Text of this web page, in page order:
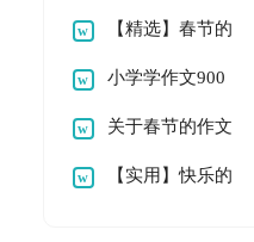
总十篇
900字四篇【精选】春节的
作文100字7篇
小学学作文900
字锦集5篇
关于春节的作文
900字合集8篇
【实用】快乐的